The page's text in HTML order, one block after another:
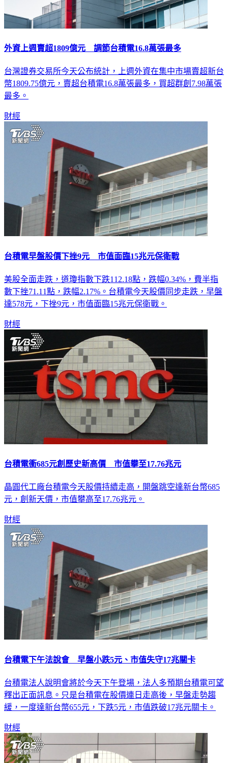
外資上週賣超1809億元 調節台積電16.8萬張最多
台灣證券交易所今天公布統計，上週外資在集中市場賣超新台
幣1809.75億元，賣超台積電16.8萬張最多，買超群創7.98萬張
最多。
財經
台積電早盤股價下挫9元 市值面臨15兆元保衛戰
美股全面走跌，道瓊指數下跌112.18點，跌幅0.34%，費半指
數下挫71.11點，跌幅2.17%。台積電今天股價同步走跌，早盤
達578元，下挫9元，市值面臨15兆元保衛戰。
財經
台積電衝685元創歷史新高價 市值攀至17.76兆元
晶圓代工廠台積電今天股價持續走高，開盤跳空達新台幣685
元，創新天價，市值攀高至17.76兆元。
財經
台積電下午法說會 早盤小跌5元、市值失守17兆關卡
台積電法人說明會將於今天下午登場，法人多預期台積電可望
釋出正面訊息。只是台積電在股價連日走高後，早盤走勢趨
緩，一度達新台幣655元，下跌5元，市值跌破17兆元關卡。
財經